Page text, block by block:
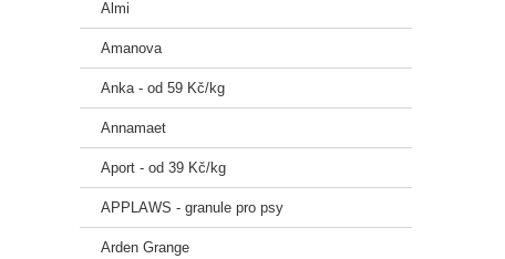
Almi
Amanova
Anka - od 59 Kč/kg
Annamaet
Aport - od 39 Kč/kg
APPLAWS - granule pro psy
Arden Grange